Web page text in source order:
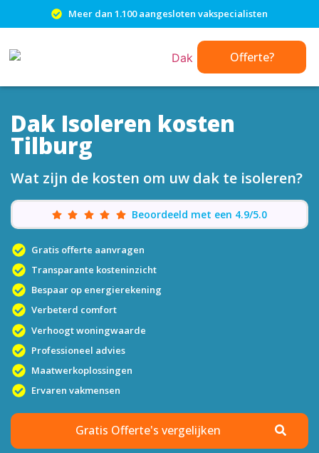
Meer dan 1.100 aangesloten vakspecialisten
Offerte?
Dak Isoleren kosten
Tilburg
Wat zijn de kosten om uw dak te isoleren?
Beoordeeld met een 4.9/5.0
Gratis offerte aanvragen
Transparante kosteninzicht
Bespaar op energierekening
Verbeterd comfort
Verhoogt woningwaarde
Professioneel advies
Maatwerkoplossingen
Ervaren vakmensen
Gratis Offerte's vergelijken